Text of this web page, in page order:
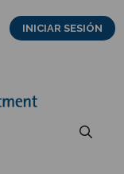
INICIAR SESIÓN